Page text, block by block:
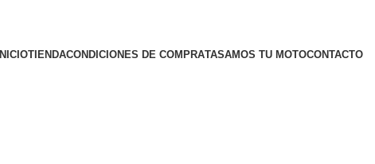
INICIOTIENDACONDICIONES DE COMPRATASAMOS TU MOTOCONTACTO